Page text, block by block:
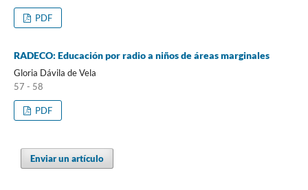
PDF
RADECO: Educación por radio a niños de áreas marginales
Gloria Dávila de Vela
57 - 58
PDF
Enviar un artículo